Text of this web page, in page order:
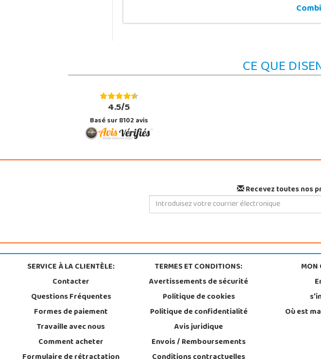
CE QUE
4.5/5
Basé sur 8102 avis
Recevez toutes nos
SERVICE À LA CLIENTÈLE:
Contacter
Questions Fréquentes
Formes de paiement
Travaille avec nous
Comment acheter
TERMES ET CONDITIONS:
Avertissements de sécurité
Politique de cookies
Politique de confidentialité
Avis juridique
Envois / Remboursements
MON
Où est